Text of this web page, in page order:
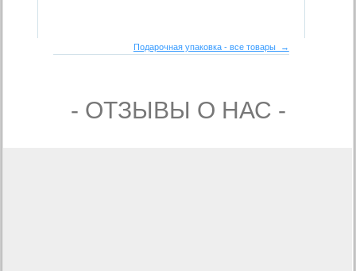
Подарочная упаковка - все товары →
- ОТЗЫВЫ О НАС -